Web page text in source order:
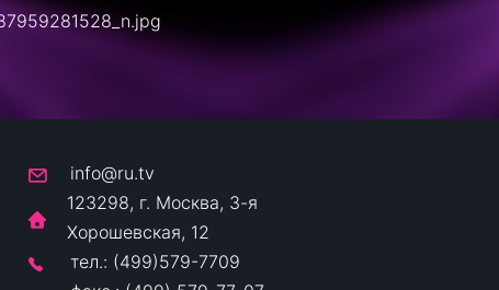
info@ru.tv
123298, г. Москва, 3-я
Хорошевская, 12
тел.: (499)579-7709